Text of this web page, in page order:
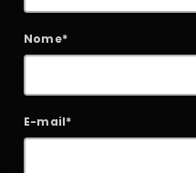
Nome*
E-mail*